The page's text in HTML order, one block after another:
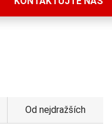
Od nejdražších